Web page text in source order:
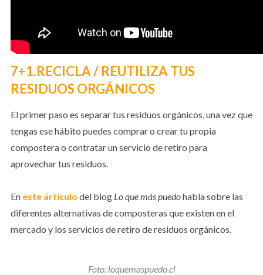
7+1.RECICLA / REUTILIZA TUS
RESIDUOS ORGÁNICOS
El primer paso es separar tus residuos orgánicos, una vez que
tengas ese hábito puedes comprar o crear tu propia
compostera o contratar un servicio de retiro para
aprovechar tus residuos.
En este artículo del blog Lo que más puedohabla sobre las
diferentes alternativas de composteras que existen en el
mercado y los servicios de retiro de residuos orgánicos.
Foto: loquemaspuedo.cl